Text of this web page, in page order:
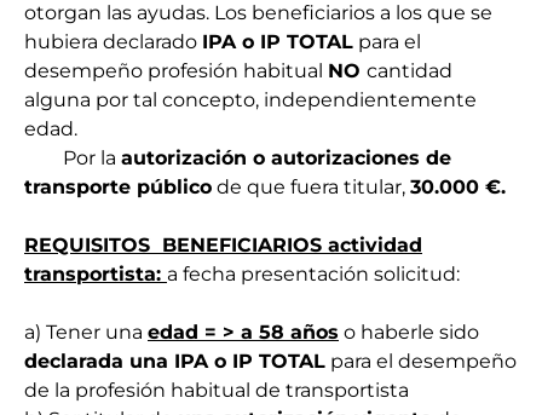
otorgan las ayudas. Los beneficiarios a los que se
hubiera declarado IPA o IP TOTAL para el
desempeño profesión habitual NO cantidad
alguna por tal concepto, independientemente
edad.
­ Por la autorización o autorizaciones de
transporte público de que fuera titular, 30.000 €.
REQUISITOS BENEFICIARIOS actividad
transportista: a fecha presentación solicitud:
a) Tener una edad = > a 58 años o haberle sido
declarada una IPA o IP TOTAL para el desempeño
de la profesión habitual de transportista